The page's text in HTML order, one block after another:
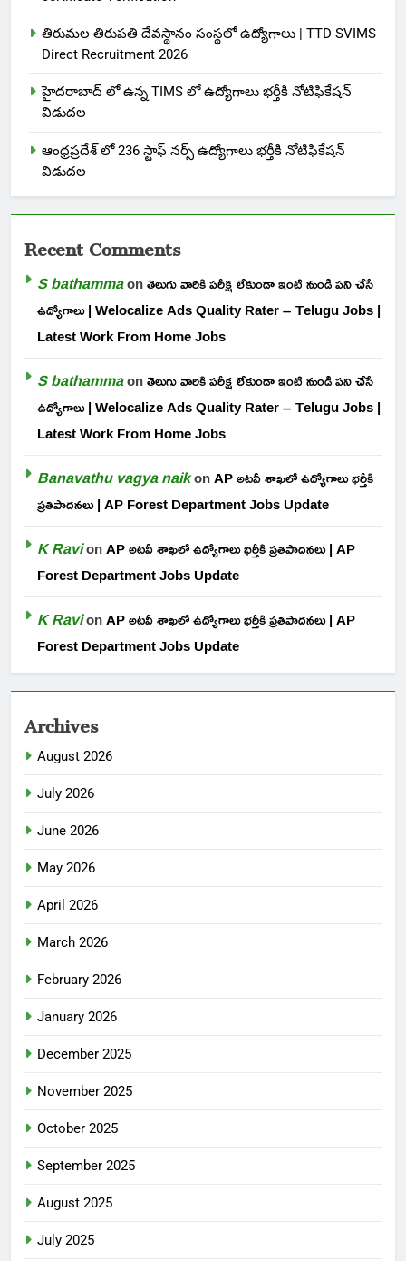
తిరుమల తిరుపతి దేవస్థానం సంస్థలో ఉద్యోగాలు | TTD SVIMS
Direct Recruitment 2026
హైదరాబాద్ లో ఉన్న TIMS లో ఉద్యోగాలు భర్తీకి నోటిఫికేషన్
విడుదల
ఆంధ్రప్రదేశ్ లో 236 స్టాఫ్ నర్స్ ఉద్యోగాలు భర్తీకి నోటిఫికేషన్
విడుదల
Recent Comments
S bathammaonతెలుగు వారికి పరీక్ష లేకుండా ఇంటి నుండి పని చేసే
ఉద్యోగాలు | Welocalize Ads Quality Rater – Telugu Jobs |
Latest Work From Home Jobs
S bathammaonతెలుగు వారికి పరీక్ష లేకుండా ఇంటి నుండి పని చేసే
ఉద్యోగాలు | Welocalize Ads Quality Rater – Telugu Jobs |
Latest Work From Home Jobs
Banavathu vagya naikonAP అటవీ శాఖలో ఉద్యోగాలు భర్తీకి
ప్రతిపాదనలు | AP Forest Department Jobs Update
K RavionAP అటవీ శాఖలో ఉద్యోగాలు భర్తీకి ప్రతిపాదనలు | AP
Forest Department Jobs Update
K RavionAP అటవీ శాఖలో ఉద్యోగాలు భర్తీకి ప్రతిపాదనలు | AP
Forest Department Jobs Update
Archives
August 2026
July 2026
June 2026
May 2026
April 2026
March 2026
February 2026
January 2026
December 2025
November 2025
October 2025
September 2025
August 2025
July 2025